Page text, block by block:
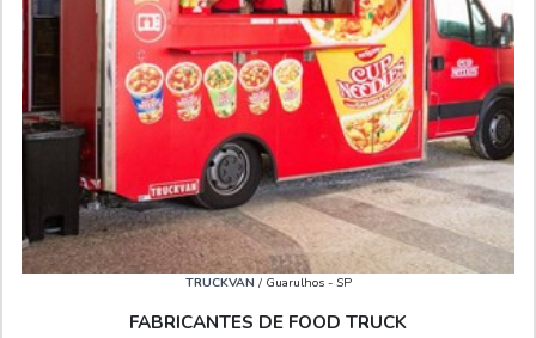
TRUCKVAN / Guarulhos - SP
FABRICANTES DE FOOD TRUCK